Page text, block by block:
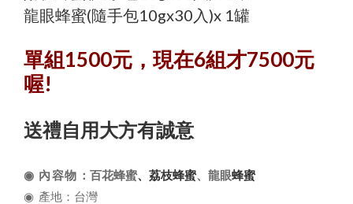
龍眼蜂蜜(隨手包10gx30入)x 1罐
單組1500元，現在6組才7500元
喔!
送禮自用大方有誠意
◉ 內容物 ：百花蜂蜜、荔枝蜂蜜、龍眼蜂蜜
◉ 產地：台灣